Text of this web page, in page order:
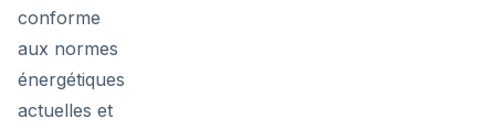
conforme
aux normes
énergétiques
actuelles et